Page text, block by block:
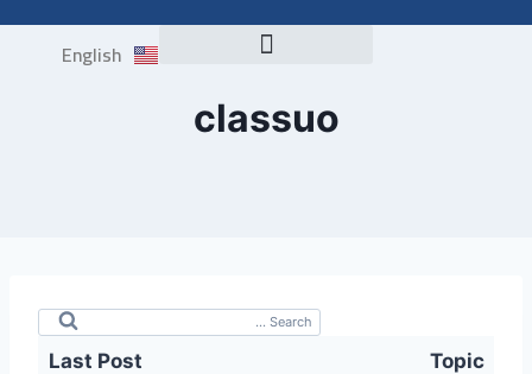
English
classuo
Topic
Last Post